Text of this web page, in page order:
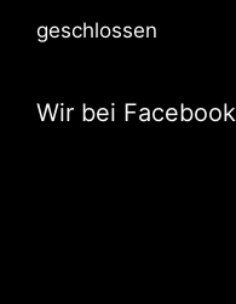
geschlossen
Wir bei Facebook